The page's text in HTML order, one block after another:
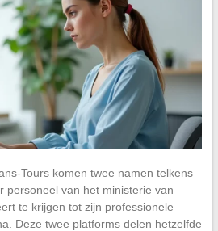
Tours komen twee namen telkens
personeel van het ministerie van
te krijgen tot zijn professionele
Deze twee platforms delen hetzelfde